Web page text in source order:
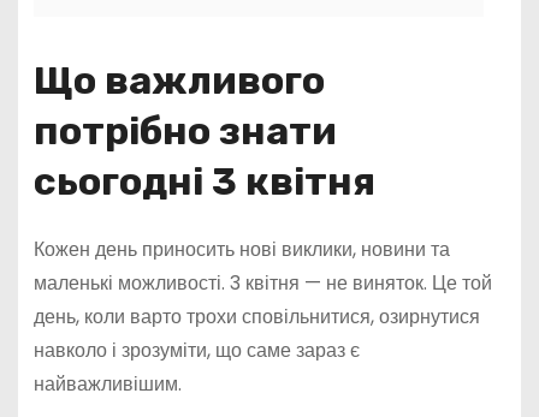
Що важливого
потрібно знати
сьогодні 3 квітня
Кожен день приносить нові виклики, новини та
маленькі можливості. 3 квітня — не виняток. Це той
день, коли варто трохи сповільнитися, озирнутися
навколо і зрозуміти, що саме зараз є
найважливішим.